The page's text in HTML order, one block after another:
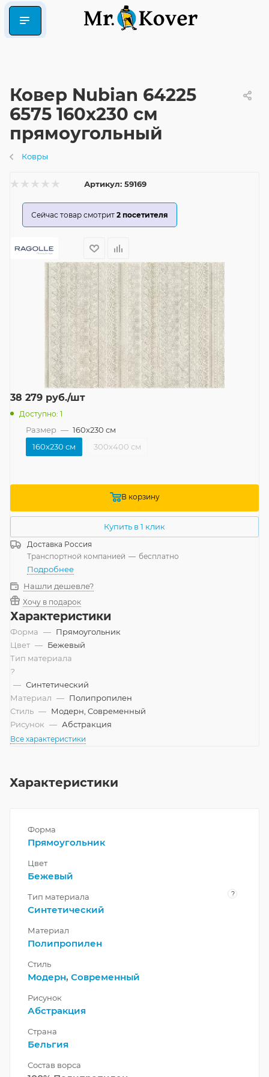
Ковер Nubian 64225
6575 160x230 см
прямоугольный
Ковры
Артикул: 59169
Сейчас товар смотрит 2 посетителя
38 279 руб./шт
Доступно: 1
Размер — 160x230 см
160x230 см
300x400 см
В корзину
Купить в 1 клик
Доставка Россия
Транспортной компанией — бесплатно
Подробнее
Нашли дешевле?
Хочу в подарок
Характеристики
Форма — Прямоугольник
Цвет — Бежевый
Тип материала
?
— Синтетический
Материал — Полипропилен
Стиль — Модерн, Современный
Рисунок — Абстракция
Все характеристики
Характеристики
Форма
Прямоугольник
Цвет
Бежевый
Тип материала ?
Синтетический
Материал
Полипропилен
Стиль
Модерн, Современный
Рисунок
Абстракция
Страна
Бельгия
Состав ворса